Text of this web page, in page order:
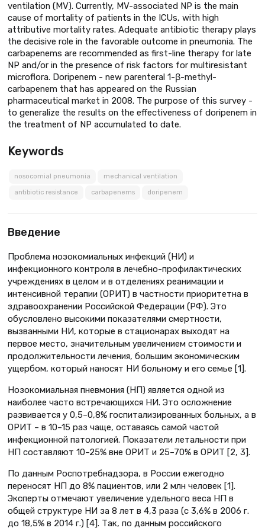
ventilation (MV). Currently, MV-associated NP is the main
cause of mortality of patients in the ICUs, with high
attributive mortality rates. Adequate antibiotic therapy plays
the decisive role in the favorable outcome in pneumonia. The
carbapenems are recommended as first-line therapy for late
NP and/or in the presence of risk factors for multiresistant
microflora. Doripenem - new parenteral 1-β-methyl-
carbapenem that has appeared on the Russian
pharmaceutical market in 2008. The purpose of this survey -
to generalize the results on the effectiveness of doripenem in
the treatment of NP accumulated to date.
Keywords
nosocomial pneumonia mechanical ventilation
antibiotic resistance carbapenems doripenem
Введение
Проблема нозокомиальных инфекций (НИ) и
инфекционного контроля в лечебно-профилактических
учреждениях в целом и в отделениях реанимации и
интенсивной терапии (ОРИТ) в частности приоритетна в
здравоохранении Российской Федерации (РФ). Это
обусловлено высокими показателями смертности,
вызванными НИ, которые в стационарах выходят на
первое место, значительным увеличением стоимости и
продолжительности лечения, большим экономическим
ущербом, который наносят НИ больному и его семье [1].
Нозокомиальная пневмония (НП) является одной из
наиболее часто встречающихся НИ. Это осложнение
развивается у 0,5–0,8% госпитализированных больных, а в
ОРИТ – в 10–15 раз чаще, оставаясь самой частой
инфекционной патологией. Показатели летальности при
НП составляют 10–25% вне ОРИТ и 25–70% в ОРИТ [2, 3].
По данным Роспотребнадзора, в России ежегодно
переносят НП до 8% пациентов, или 2 млн человек [1].
Эксперты отмечают увеличение удельного веса НП в
общей структуре НИ за 8 лет в 4,3 раза (с 3,6% в 2006 г.
до 18,5% в 2014 г.) [4]. Так, по данным российского